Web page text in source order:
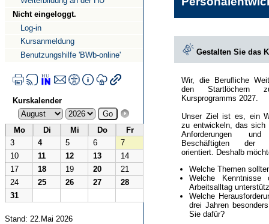
Nicht eingeloggt.
Log-in
Kursanmeldung
Benutzungshilfe 'BWb-online'
Kurskalender
Mo Di Mi Do
Fr
3
4 5 6
7
10
11 12 13
14
17
18 19 20
21
24
25 26 27
28
31
Stand: 22.Mai 2026
Gestalten Sie das
Wir, die Berufliche
den Startlöchern
Kursprogramms 2027.
Unser Ziel ist es, ein
zu entwickeln, das sich
Anforderungen
Beschäftigten der
orientiert. Deshalb
Welche Themen
Welche
Arbeitsalltag
Welche
drei Jahren
Sie dafür?